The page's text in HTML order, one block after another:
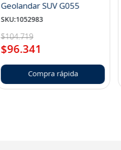
Geolandar SUV G055
SKU:1052983
$104.719
$96.341
Compra rápida